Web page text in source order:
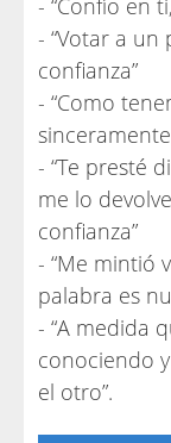
- “Confío en
- “Votar a
confianza”
- “Como
- “Te presté
me lo
confianza”
- “Me mintió
palabra es
- “A medida
conociendo
el otro”.